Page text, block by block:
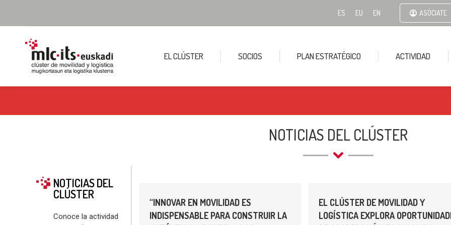
ES EU EN ASÓCIATE
EL CLÚSTER SOCIOS PLAN ESTRATÉGICO ACTIVIDAD
NOTICIAS DEL CLÚSTER
NOTICIAS DEL
CLÚSTER
Conoce la actividad
“INNOVAR EN MOVILIDAD ES
INDISPENSABLE PARA CONSTRUIR LA
EL CLÚSTER DE MOVILIDAD Y
LOGÍSTICA EXPLORA